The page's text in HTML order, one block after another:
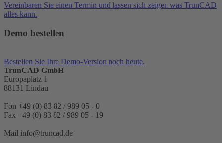
Vereinbaren Sie einen Termin und lassen sich zeigen was TrunCAD
alles kann.
Demo bestellen
Bestellen Sie Ihre Demo-Version noch heute.
TrunCAD GmbH
Europaplatz 1
88131 Lindau
Fon +49 (0) 83 82 / 989 05 - 0
Fax +49 (0) 83 82 / 989 05 - 19
Mail info@truncad.de